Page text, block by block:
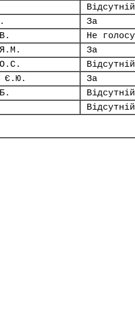
Відсутній
За
Не
Я.М.
За
О.С.
Відсутній
Є.Ю.
За
Відсутній
Відсутній